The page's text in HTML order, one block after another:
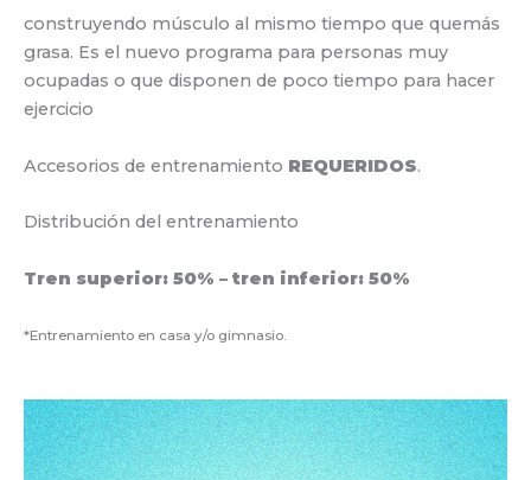
construyendo músculo al mismo tiempo que quemás
grasa. Es el nuevo programa para personas muy
ocupadas o que disponen de poco tiempo para hacer
ejercicio
Accesorios de entrenamiento REQUERIDOS.
Distribución del entrenamiento
Tren superior: 50% – tren inferior: 50%
*Entrenamiento en casa y/o gimnasio.